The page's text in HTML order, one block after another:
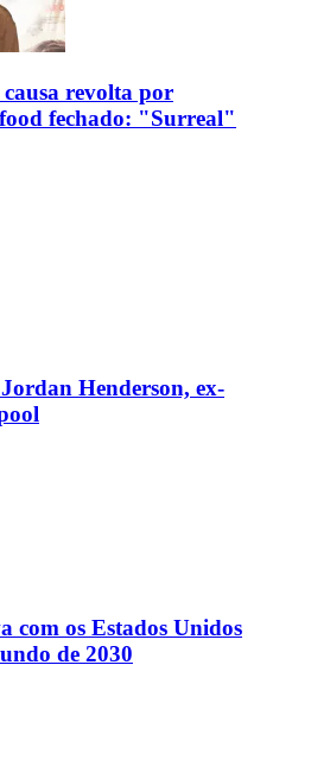
revolta por
fechado: "Surreal"
Henderson, ex-
com os Estados Unidos
de 2030